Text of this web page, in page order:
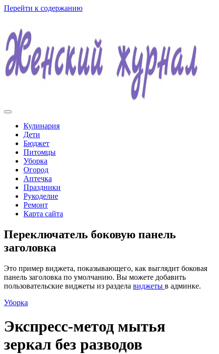
Перейти к содержанию
Женский журнал
Кулинария
Дети
Бюджет
Питомцы
Уборка
Огород
Аптечка
Праздники
Рукоделие
Ремонт
Карта сайта
Переключатель боковую панель
заголовка
Это пример виджета, показывающего, как выглядит боковая
панель заголовка по умолчанию. Вы можете добавить
пользовательские виджеты из раздела виджеты в админке.
Уборка
Экспресс-метод мытья
зеркал без разводов